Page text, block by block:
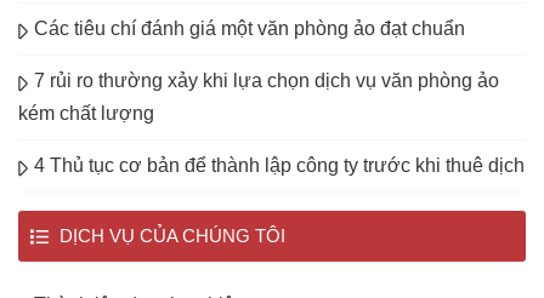
Các tiêu chí đánh giá một văn phòng ảo đạt chuẩn
7 rủi ro thường xảy khi lựa chọn dịch vụ văn phòng ảo
kém chất lượng
4 Thủ tục cơ bản để thành lập công ty trước khi thuê dịch
DỊCH VỤ CỦA CHÚNG TÔI